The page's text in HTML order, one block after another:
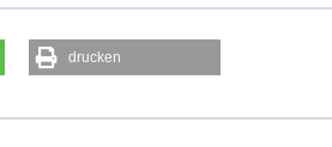
drucken